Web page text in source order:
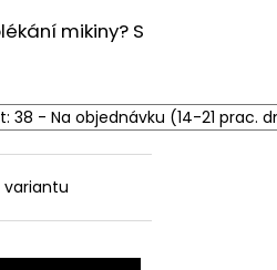
mikiny? S
variantu